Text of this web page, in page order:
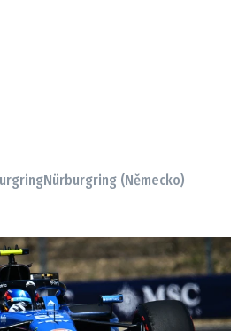
Nürburgring (Německo)